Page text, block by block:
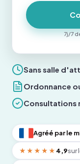
Sans salle
Ordonnance
Consultations
Agréé par le
★★★★★ 4,9sur
7j/7